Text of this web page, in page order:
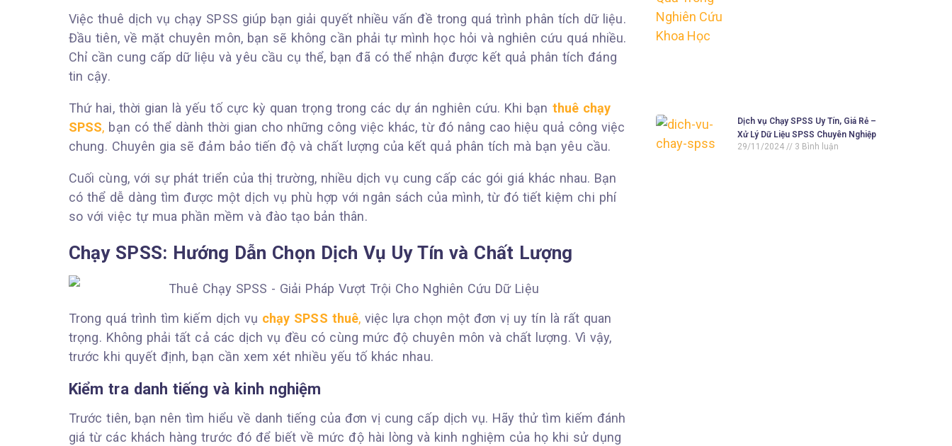
Việc thuê dịch vụ chạy SPSS giúp bạn giải quyết nhiều vấn đề trong quá trình phân tích dữ liệu.
Đầu tiên, về mặt chuyên môn, bạn sẽ không cần phải tự mình học hỏi và nghiên cứu quá nhiều.
Chỉ cần cung cấp dữ liệu và yêu cầu cụ thể, bạn đã có thể nhận được kết quả phân tích đáng
tin cậy.
Thứ hai, thời gian là yếu tố cực kỳ quan trọng trong các dự án nghiên cứu. Khi bạn thuê chạy
SPSS, bạn có thể dành thời gian cho những công việc khác, từ đó nâng cao hiệu quả công việc
chung. Chuyên gia sẽ đảm bảo tiến độ và chất lượng của kết quả phân tích mà bạn yêu cầu.
Cuối cùng, với sự phát triển của thị trường, nhiều dịch vụ cung cấp các gói giá khác nhau. Bạn
có thể dễ dàng tìm được một dịch vụ phù hợp với ngân sách của mình, từ đó tiết kiệm chi phí
so với việc tự mua phần mềm và đào tạo bản thân.
Chạy SPSS: Hướng Dẫn Chọn Dịch Vụ Uy Tín và Chất Lượng
Trong quá trình tìm kiếm dịch vụ chạy SPSS thuê, việc lựa chọn một đơn vị uy tín là rất quan
trọng. Không phải tất cả các dịch vụ đều có cùng mức độ chuyên môn và chất lượng. Vì vậy,
trước khi quyết định, bạn cần xem xét nhiều yếu tố khác nhau.
Kiểm tra danh tiếng và kinh nghiệm
Trước tiên, bạn nên tìm hiểu về danh tiếng của đơn vị cung cấp dịch vụ. Hãy thử tìm kiếm đánh
giá từ các khách hàng trước đó để biết về mức độ hài lòng và kinh nghiệm của họ khi sử dụng
Dịch vụ Chạy SPSS Uy Tín, Giá Rẻ –
Xử Lý Dữ Liệu SPSS Chuyên Nghiệp
29/11/2024
3 Bình luận